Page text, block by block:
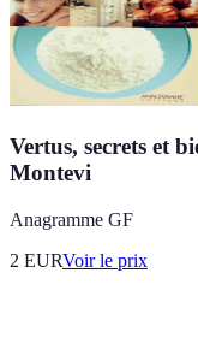
Vertus, secrets et
Montevi
Anagramme GF
2 EURVoir le prix